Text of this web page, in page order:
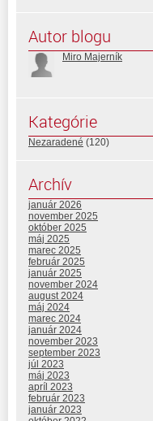
Autor blogu
Miro Majerník
Kategórie
Nezaradené (120)
Archív
január 2026
november 2025
október 2025
máj 2025
marec 2025
február 2025
január 2025
november 2024
august 2024
máj 2024
marec 2024
január 2024
november 2023
september 2023
júl 2023
máj 2023
apríl 2023
február 2023
január 2023